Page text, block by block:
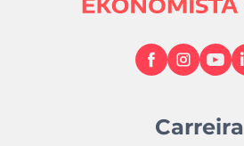
Carreira